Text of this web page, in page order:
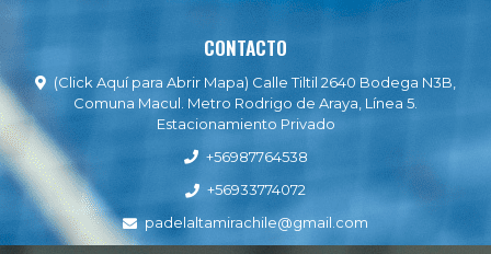
CONTACTO
(Click Aquí para Abrir Mapa) Calle Tiltil 2640 Bodega N3B,
Comuna Macul. Metro Rodrigo de Araya, Línea 5.
Estacionamiento Privado
+56987764538
+56933774072
padelaltamirachile@gmail.com